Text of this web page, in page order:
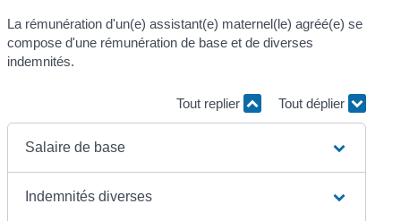
La rémunération d'un(e) assistant(e) maternel(le) agréé(e) se
compose d'une rémunération de base et de diverses
indemnités.
Tout replier Tout déplier
Salaire de base
Indemnités diverses